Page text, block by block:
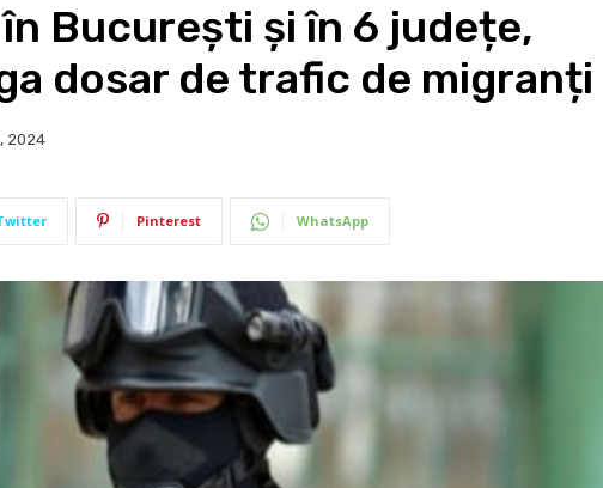
București și în 6 județe,
dosar de trafic de migranți
2024
Pinterest WhatsApp